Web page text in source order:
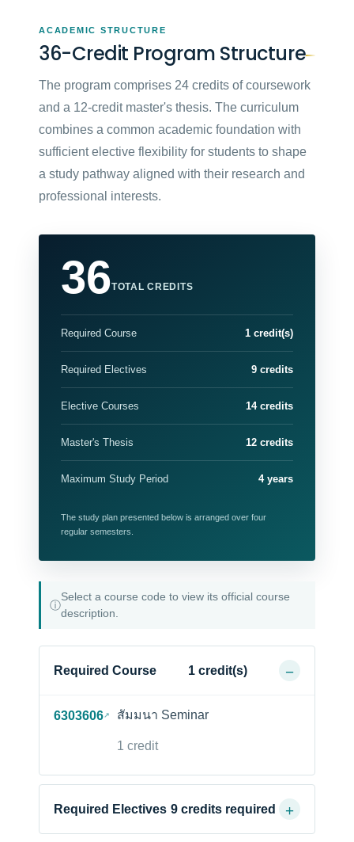
ACADEMIC STRUCTURE
36-Credit Program Structure
The program comprises 24 credits of coursework
and a 12-credit master's thesis. The curriculum
combines a common academic foundation with
sufficient elective flexibility for students to shape
a study pathway aligned with their research and
professional interests.
36TOTAL CREDITS
Required Course 1 credit(s)
Required Electives 9 credits
Elective Courses 14 credits
Master's Thesis 12 credits
Maximum Study Period 4 years
The study plan presented below is arranged over four
regular semesters.
ⓘ
Select a course code to view its official course
description.
Required Course 1 credit(s)
6303606↗ สัมมนา Seminar
1 credit
Required Electives 9 credits required